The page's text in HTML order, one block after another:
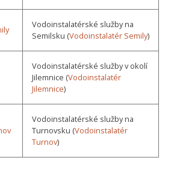
Vodoinstalatérské služby na
Semilsku (Vodoinstalatér Semily)
Vodoinstalatérské služby v okolí
Jilemnice (Vodoinstalatér
Jilemnice)
Vodoinstalatérské služby na
Turnovsku (Vodoinstalatér
Turnov)